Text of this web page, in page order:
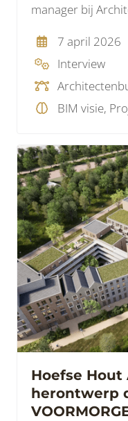
manager bij
7 april 2026
Interview
BIM visie,
Hoefse
herontwerp